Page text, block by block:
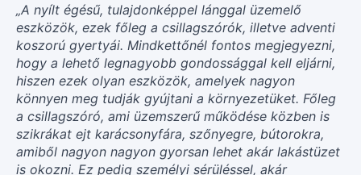
„A nyílt égésű, tulajdonképpel lánggal üzemelő
eszközök, ezek főleg a csillagszórók, illetve adventi
koszorú gyertyái. Mindkettőnél fontos megjegyezni,
hogy a lehető legnagyobb gondossággal kell eljárni,
hiszen ezek olyan eszközök, amelyek nagyon
könnyen meg tudják gyújtani a környezetüket. Főleg
a csillagszóró, ami üzemszerű működése közben is
szikrákat ejt karácsonyfára, szőnyegre, bútorokra,
amiből nagyon nagyon gyorsan lehet akár lakástüzet
is okozni. Ez pedig személyi sérüléssel, akár